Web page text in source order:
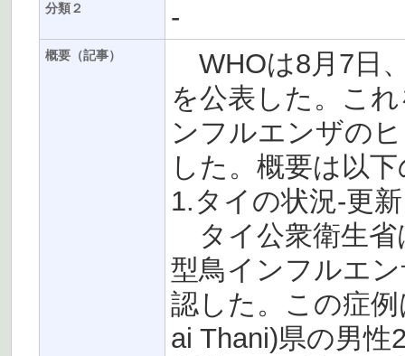
分類２ -
概要（記事）
WHOは8月7日
を公表した。こ
ンフルエンザの
した。概要は以
1.タイの状況-更新
タイ公衆衛生省
型鳥インフルエ
認した。この症
ai Thani)県の男性